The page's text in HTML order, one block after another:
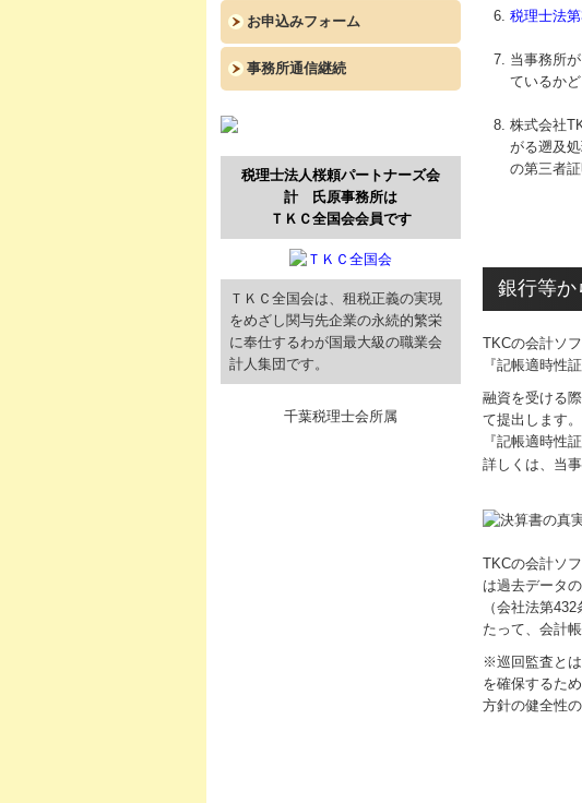
お申込みフォーム
事務所通信継続
税理士法人桜頼パートナーズ会
計 氏原事務所は
ＴＫＣ全国会会員です
ＴＫＣ全国会は、租税正義の実現
をめざし関与先企業の永続的繁栄
に奉仕するわが国最大級の職業会
計人集団です。
千葉税理士会所属
税理士法
当事務所が
ているか
株式会社
がる遡及
の第三者証
銀行等か
TKCの会計ソ
『記帳適時性
融資を受ける
て提出します。
『記帳適時性
詳しくは、当
TKCの会計ソ
は過去データ
（会社法第
たって、会計
※巡回監査と
を確保するた
方針の健全性